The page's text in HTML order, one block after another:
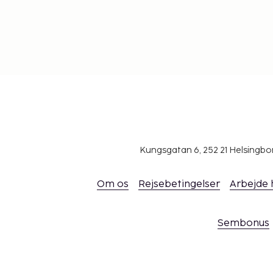
bekæmpe de andre skibe her på skolen eller de
Kroferie, børnevenlige campinghytter og fine
Kungsgatan 6, 252 21
Om os Rejsebetingelser Arbejde
Sembonus